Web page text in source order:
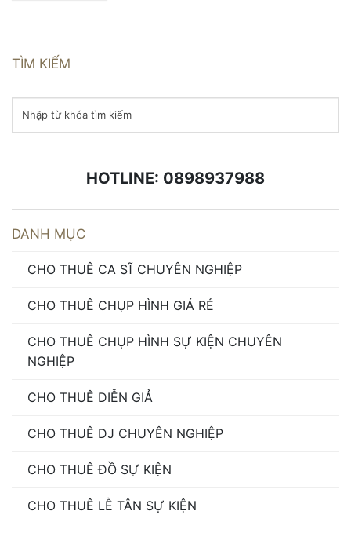
TÌM KIẾM
HOTLINE: 0898937988
DANH MỤC
CHO THUÊ CA SĨ CHUYÊN NGHIỆP
CHO THUÊ CHỤP HÌNH GIÁ RẺ
CHO THUÊ CHỤP HÌNH SỰ KIỆN CHUYÊN
NGHIỆP
CHO THUÊ DIỄN GIẢ
CHO THUÊ DJ CHUYÊN NGHIỆP
CHO THUÊ ĐỒ SỰ KIỆN
CHO THUÊ LỄ TÂN SỰ KIỆN